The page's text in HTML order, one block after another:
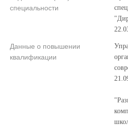
специальности
Данные о повышении
квалификации